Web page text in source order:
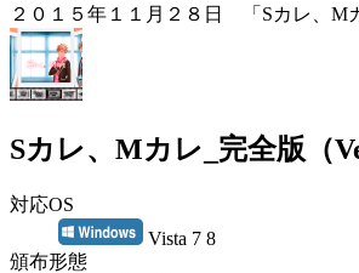
２０１５年１１月２８日 「Sカレ、M
Sカレ、Mカレ_完全版（
対応OS
Vista 7 8
頒布形態